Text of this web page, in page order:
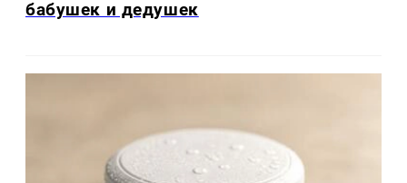
бабушек и дедушек